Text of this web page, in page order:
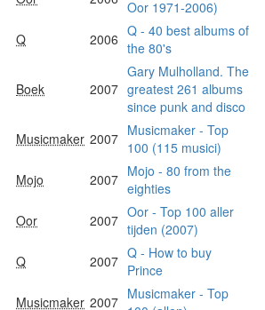
Oor 1971-2006)
Q 2006 Q - 40 best albums of
the 80's
Boek 2007
Gary Mulholland. The
greatest 261 albums
since punk and disco
Musicmaker 2007 Musicmaker - Top
100 (115 musici)
Mojo 2007 Mojo - 80 from the
eighties
Oor 2007 Oor - Top 100 aller
tijden (2007)
Q 2007 Q - How to buy
Prince
Musicmaker 2007 Musicmaker - Top